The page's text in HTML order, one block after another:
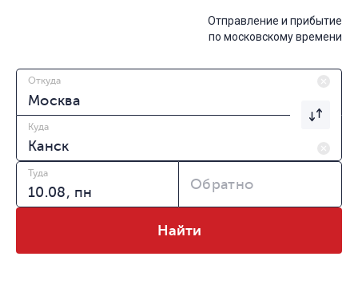
Отправление и прибытие
по московскому времени
Откуда
Куда
Туда
Обратно
Найти